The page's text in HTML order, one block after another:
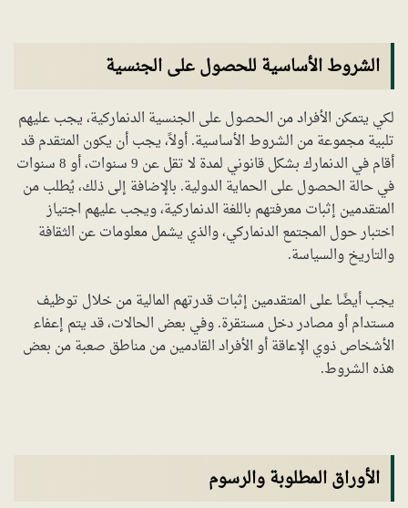
الشروط الأساسية للحصول على الجنسية
لكي يتمكن الأفراد من الحصول على الجنسية الدنماركية، يجب عليهم
تلبية مجموعة من الشروط الأساسية. أولاً، يجب أن يكون المتقدم قد
أقام في الدنمارك بشكل قانوني لمدة لا تقل عن 9 سنوات، أو 8 سنوات
في حالة الحصول على الحماية الدولية. بالإضافة إلى ذلك، يُطلب من
المتقدمين إثبات معرفتهم باللغة الدنماركية، ويجب عليهم اجتياز
اختبار حول المجتمع الدنماركي، والذي يشمل معلومات عن الثقافة
والتاريخ والسياسة.
يجب أيضًا على المتقدمين إثبات قدرتهم المالية من خلال توظيف
مستدام أو مصادر دخل مستقرة. وفي بعض الحالات، قد يتم إعفاء
الأشخاص ذوي الإعاقة أو الأفراد القادمين من مناطق صعبة من بعض
هذه الشروط.
الأوراق المطلوبة والرسوم